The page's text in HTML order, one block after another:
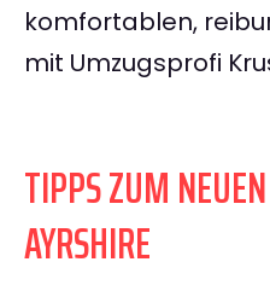
komfortablen,
mit Umzugsprofi
TIPPS ZUM
AYRSHIRE